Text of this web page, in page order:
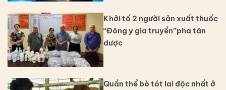
Khởi tố 2 người sản xuất thuốc
“Đông y gia truyền”pha tân
dược
Quần thể bò tót lai độc nhất ở